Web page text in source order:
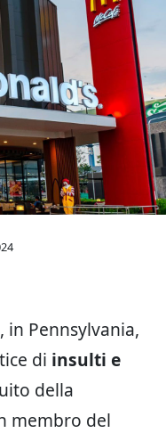
, in Pennsylvania,
di insulti e
della
membro del